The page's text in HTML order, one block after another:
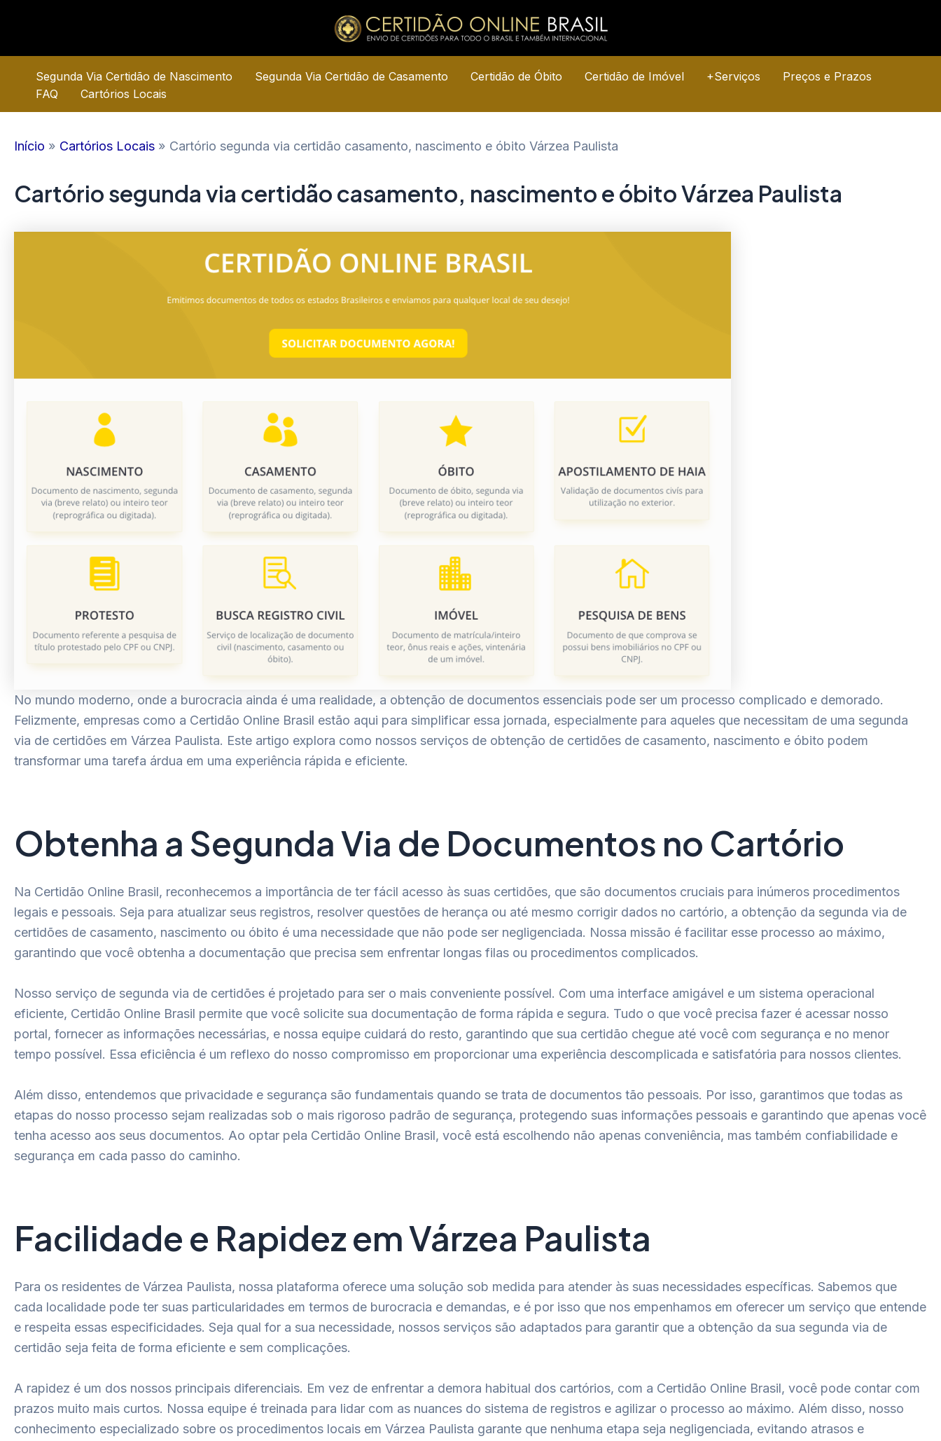
conteúdoSegunda Via Certidão de Nascimento Segunda Via Certidão de Casamento Certidão de Óbito Certidão de Imóvel +Serviços
Preços e Prazos
FAQ
Cartórios Locais
Início Cartórios Locais Cartório segunda via certidão casamento, nascimento e óbito Várzea Paulista
Cartório segunda via certidão casamento, nascimento e óbito Várzea Paulista
No mundo moderno, onde a burocracia ainda é uma realidade, a obtenção de documentos essenciais pode ser um processo complicado e demorado.
Felizmente, empresas como a Certidão Online Brasil estão aqui para simplificar essa jornada, especialmente para aqueles que necessitam de uma segunda
via de certidões em Várzea Paulista. Este artigo explora como nossos serviços de obtenção de certidões de casamento, nascimento e óbito podem
transformar uma tarefa árdua em uma experiência rápida e eficiente.
Obtenha a Segunda Via de Documentos no Cartório
Na Certidão Online Brasil, reconhecemos a importância de ter fácil acesso às suas certidões, que são documentos cruciais para inúmeros procedimentos
legais e pessoais. Seja para atualizar seus registros, resolver questões de herança ou até mesmo corrigir dados no cartório, a obtenção da segunda via de
certidões de casamento, nascimento ou óbito é uma necessidade que não pode ser negligenciada. Nossa missão é facilitar esse processo ao máximo,
garantindo que você obtenha a documentação que precisa sem enfrentar longas filas ou procedimentos complicados.
Nosso serviço de segunda via de certidões é projetado para ser o mais conveniente possível. Com uma interface amigável e um sistema operacional
eficiente, Certidão Online Brasil permite que você solicite sua documentação de forma rápida e segura. Tudo o que você precisa fazer é acessar nosso
portal, fornecer as informações necessárias, e nossa equipe cuidará do resto, garantindo que sua certidão chegue até você com segurança e no menor
tempo possível. Essa eficiência é um reflexo do nosso compromisso em proporcionar uma experiência descomplicada e satisfatória para nossos clientes.
Além disso, entendemos que privacidade e segurança são fundamentais quando se trata de documentos tão pessoais. Por isso, garantimos que todas as
etapas do nosso processo sejam realizadas sob o mais rigoroso padrão de segurança, protegendo suas informações pessoais e garantindo que apenas você
tenha acesso aos seus documentos. Ao optar pela Certidão Online Brasil, você está escolhendo não apenas conveniência, mas também confiabilidade e
segurança em cada passo do caminho.
Facilidade e Rapidez em Várzea Paulista
Para os residentes de Várzea Paulista, nossa plataforma oferece uma solução sob medida para atender às suas necessidades específicas. Sabemos que
cada localidade pode ter suas particularidades em termos de burocracia e demandas, e é por isso que nos empenhamos em oferecer um serviço que entende
e respeita essas especificidades. Seja qual for a sua necessidade, nossos serviços são adaptados para garantir que a obtenção da sua segunda via de
certidão seja feita de forma eficiente e sem complicações.
A rapidez é um dos nossos principais diferenciais. Em vez de enfrentar a demora habitual dos cartórios, com a Certidão Online Brasil, você pode contar com
prazos muito mais curtos. Nossa equipe é treinada para lidar com as nuances do sistema de registros e agilizar o processo ao máximo. Além disso, nosso
conhecimento especializado sobre os procedimentos locais em Várzea Paulista garante que nenhuma etapa seja negligenciada, evitando atrasos e